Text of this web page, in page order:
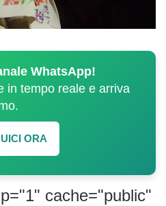
WhatsApp!
in tempo reale e arriva
ORA
cache="public"